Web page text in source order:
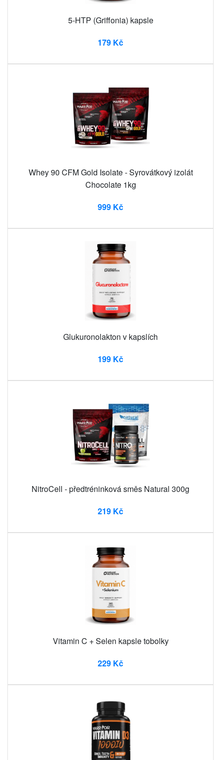
5-HTP (Griffonia) kapsle
179 Kč
Whey 90 CFM Gold Isolate - Syrovátkový izolát
Chocolate 1kg
999 Kč
Glukuronolakton v kapslích
199 Kč
NitroCell - předtréninková směs Natural 300g
219 Kč
Vitamin C + Selen kapsle tobolky
229 Kč